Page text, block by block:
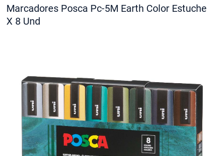
galería
imágenes
Marcadores Posca Pc-5M Earth Color Estuche
X 8 Und